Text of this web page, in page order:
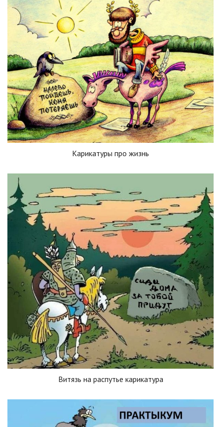
Карикатуры про жизнь
Витязь на распутье карикатура